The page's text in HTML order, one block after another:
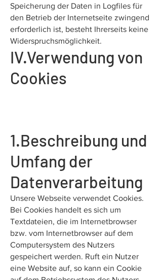
Speicherung der Daten in Logfiles für
den Betrieb der Internetseite zwingend
erforderlich ist, besteht Ihrerseits keine
Widerspruchsmöglichkeit.
IV.Verwendung von
Cookies
1.Beschreibung und
Umfang der
Datenverarbeitung
Unsere Webseite verwendet Cookies.
Bei Cookies handelt es sich um
Textdateien, die im Internetbrowser
bzw. vom Internetbrowser auf dem
Computersystem des Nutzers
gespeichert werden. Ruft ein Nutzer
eine Website auf, so kann ein Cookie